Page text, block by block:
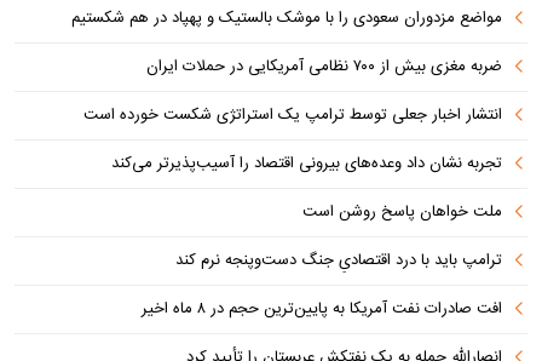
مواضع مزدوران سعودی را با موشک بالستیک و پهپاد در هم شکستیم
ضربه مغزی بیش از ۷۰۰ نظامی آمریکایی در حملات ایران
انتشار اخبار جعلی توسط ترامپ یک استراتژی شکست خورده است
تجربه نشان داد وعده‌های بیرونی اقتصاد را آسیب‌پذیرتر می‌کند
ملت خواهان پاسخ روشن است
ترامپ باید با درد اقتصادیِ جنگ دست‌و‌پنجه نرم کند
افت صادرات نفت آمریکا به پایین‌ترین حجم در ۸ ماه اخیر